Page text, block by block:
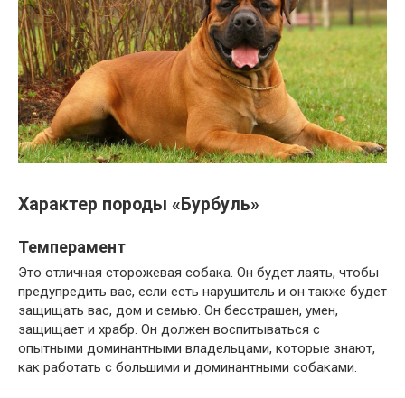
Характер породы «Бурбуль»
Темперамент
Это отличная сторожевая собака. Он будет лаять, чтобы
предупредить вас, если есть нарушитель и он также будет
защищать вас, дом и семью. Он бесстрашен, умен,
защищает и храбр. Он должен воспитываться с
опытными доминантными владельцами, которые знают,
как работать с большими и доминантными собаками.